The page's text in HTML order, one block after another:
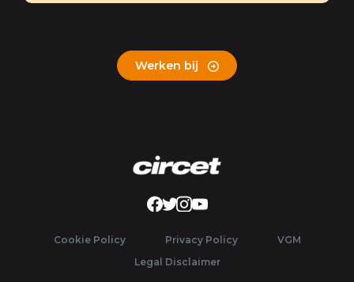
Werken bij
Facebook
LinkedIn
Instagram
Vimeo
Cookie Policy Privacy Policy
VGM
Legal Disclaimer